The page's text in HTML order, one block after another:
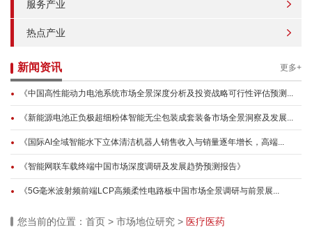
服务产业
热点产业
新闻资讯 更多+
《中国高性能动力电池系统市场全景深度分析及投资战略可行性评估预测...
《新能源电池正负极超细粉体智能无尘包装成套装备市场全景洞察及发展...
《国际AI全域智能水下立体清洁机器人销售收入与销量逐年增长，高端...
《智能网联车载终端中国市场深度调研及发展趋势预测报告》
《5G毫米波射频前端LCP高频柔性电路板中国市场全景调研与前景展...
您当前的位置： 首页 > 市场地位研究 > 医疗医药